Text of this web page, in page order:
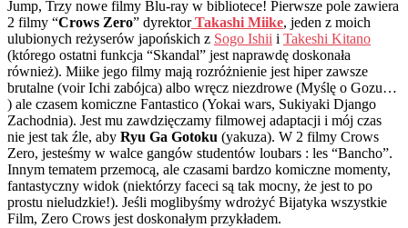
Jump, Trzy nowe filmy Blu-ray w bibliotece! Pierwsze pole zawiera
2 filmy “Crows Zero” dyrektor Takashi Miike, jeden z moich
ulubionych reżyserów japońskich z Sogo Ishii i Takeshi Kitano
(którego ostatni funkcja “Skandal” jest naprawdę doskonała
również). Miike jego filmy mają rozróżnienie jest hiper zawsze
brutalne (voir Ichi zabójca) albo wręcz niezdrowe (Myślę o Gozu…
) ale czasem komiczne Fantastico (Yokai wars, Sukiyaki Django
Zachodnia). Jest mu zawdzięczamy filmowej adaptacji i mój czas
nie jest tak źle, aby Ryu Ga Gotoku (yakuza). W 2 filmy Crows
Zero, jesteśmy w walce gangów studentów loubars : les “Bancho”.
Innym tematem przemocą, ale czasami bardzo komiczne momenty,
fantastyczny widok (niektórzy faceci są tak mocny, że jest to po
prostu nieludzkie!). Jeśli moglibyśmy wdrożyć Bijatyka wszystkie
Film, Zero Crows jest doskonałym przykładem.